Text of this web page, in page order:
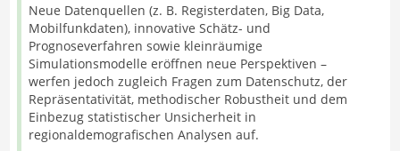
Neue Datenquellen (z. B. Registerdaten, Big Data,
Mobilfunkdaten), innovative Schätz- und
Prognoseverfahren sowie kleinräumige
Simulationsmodelle eröffnen neue Perspektiven –
werfen jedoch zugleich Fragen zum Datenschutz, der
Repräsentativität, methodischer Robustheit und dem
Einbezug statistischer Unsicherheit in
regionaldemografischen Analysen auf.